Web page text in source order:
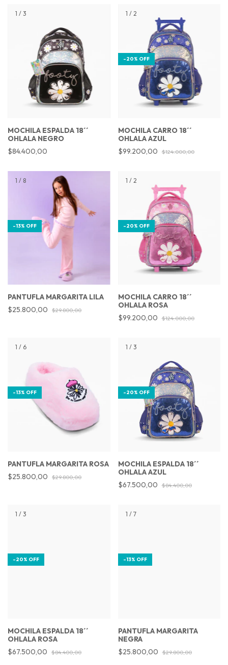
1 / 3
MOCHILA ESPALDA 18´´
OHLALA NEGRO
$84.400,00
1 / 2
-20% OFF
MOCHILA CARRO 18´´
OHLALA AZUL
$99.200,00
$124.000,00
1 / 8
-13% OFF
PANTUFLA MARGARITA LILA
$25.800,00
$29.800,00
1 / 2
-20% OFF
MOCHILA CARRO 18´´
OHLALA ROSA
$99.200,00
$124.000,00
1 / 6
-13% OFF
PANTUFLA MARGARITA ROSA
$25.800,00
$29.800,00
1 / 3
-20% OFF
MOCHILA ESPALDA 18´´
OHLALA AZUL
$67.500,00
$84.400,00
1 / 3
-20% OFF
MOCHILA ESPALDA 18´´
OHLALA ROSA
$67.500,00
$84.400,00
1 / 7
-13% OFF
PANTUFLA MARGARITA
NEGRA
$25.800,00
$29.800,00